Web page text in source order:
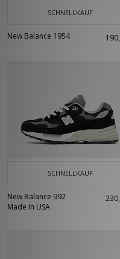
SCHNELLKAUF
New Balance 1954
SCHNELLKAUF
New Balance 992
Made In USA